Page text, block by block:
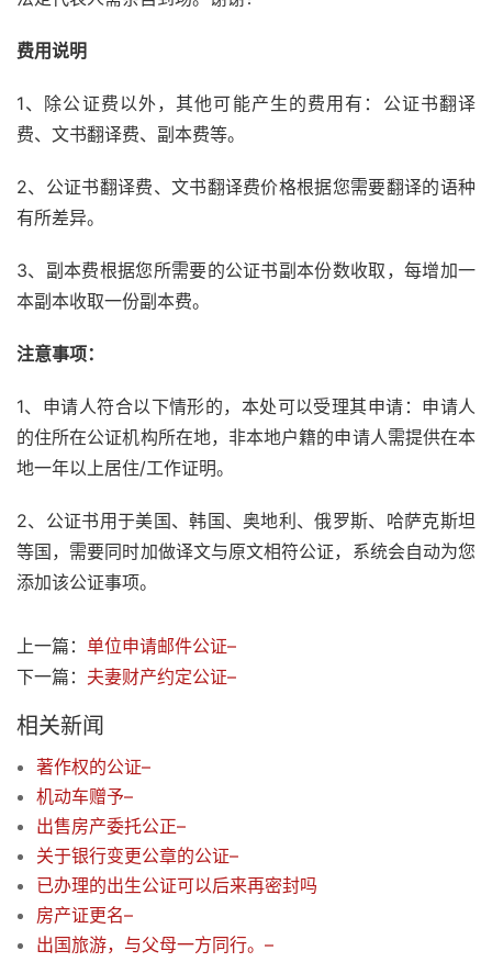
费用说明
1、除公证费以外，其他可能产生的费用有：公证书翻译
费、文书翻译费、副本费等。
2、公证书翻译费、文书翻译费价格根据您需要翻译的语种
有所差异。
3、副本费根据您所需要的公证书副本份数收取，每增加一
本副本收取一份副本费。
注意事项：
1、申请人符合以下情形的，本处可以受理其申请：申请人
的住所在公证机构所在地，非本地户籍的申请人需提供在本
地一年以上居住/工作证明。
2、公证书用于美国、韩国、奥地利、俄罗斯、哈萨克斯坦
等国，需要同时加做译文与原文相符公证，系统会自动为您
添加该公证事项。
上一篇： 单位申请邮件公证–
下一篇： 夫妻财产约定公证–
相关新闻
著作权的公证–
机动车赠予–
出售房产委托公正–
关于银行变更公章的公证–
已办理的出生公证可以后来再密封吗
房产证更名–
出国旅游，与父母一方同行。–